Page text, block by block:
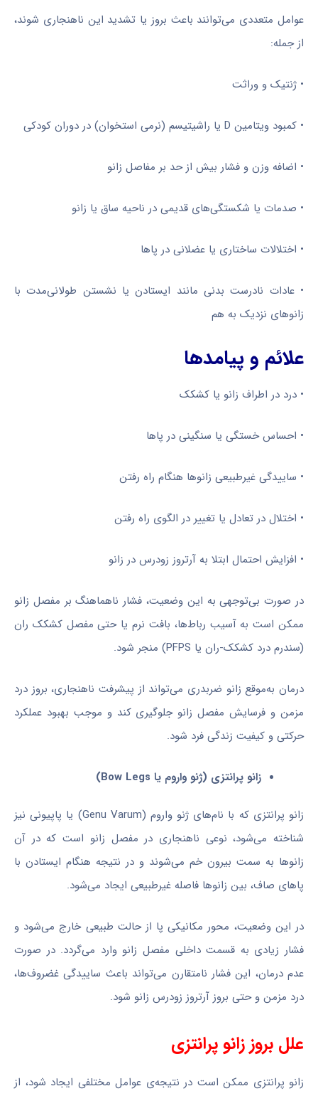
عوامل متعددی می‌توانند باعث بروز یا تشدید این ناهنجاری شوند،
از جمله:
• ژنتیک و وراثت
• کمبود ویتامین D یا راشیتیسم (نرمی استخوان) در دوران کودکی
• اضافه وزن و فشار بیش از حد بر مفاصل زانو
• صدمات یا شکستگی‌های قدیمی در ناحیه ساق یا زانو
• اختلالات ساختاری یا عضلانی در پاها
• عادات نادرست بدنی مانند ایستادن یا نشستن طولانی‌مدت با
زانوهای نزدیک به هم
علائم و پیامدها
• درد در اطراف زانو یا کشکک
• احساس خستگی یا سنگینی در پاها
• ساییدگی غیرطبیعی زانوها هنگام راه رفتن
• اختلال در تعادل یا تغییر در الگوی راه رفتن
• افزایش احتمال ابتلا به آرتروز زودرس در زانو
در صورت بی‌توجهی به این وضعیت، فشار ناهماهنگ بر مفصل زانو
ممکن است به آسیب رباط‌ها، بافت نرم یا حتی مفصل کشکک ران
(سندرم درد کشکک-ران یا PFPS) منجر شود.
درمان به‌موقع زانو ضربدری می‌تواند از پیشرفت ناهنجاری، بروز درد
مزمن و فرسایش مفصل زانو جلوگیری کند و موجب بهبود عملکرد
حرکتی و کیفیت زندگی فرد شود.
زانو پرانتزی (ژنو واروم یا Bow Legs)
زانو پرانتزی که با نام‌های ژنو واروم (Genu Varum) یا پاپیونی نیز
شناخته می‌شود، نوعی ناهنجاری در مفصل زانو است که در آن
زانوها به سمت بیرون خم می‌شوند و در نتیجه هنگام ایستادن با
پاهای صاف، بین زانوها فاصله غیرطبیعی ایجاد می‌شود.
در این وضعیت، محور مکانیکی پا از حالت طبیعی خارج می‌شود و
فشار زیادی به قسمت داخلی مفصل زانو وارد می‌گردد. در صورت
عدم درمان، این فشار نامتقارن می‌تواند باعث ساییدگی غضروف‌ها،
درد مزمن و حتی بروز آرتروز زودرس زانو شود.
علل بروز زانو پرانتزی
زانو پرانتزی ممکن است در نتیجه‌ی عوامل مختلفی ایجاد شود، از